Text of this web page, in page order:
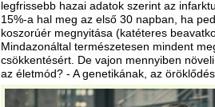
legfrissebb hazai adatok szerint az
15%-a hal meg az első 30 napban, ha
koszorúér megnyitása (katéteres
Mindazonáltal természetesen mindent
csökkentésért. De vajon mennyiben
az életmód? - A genetikának, az